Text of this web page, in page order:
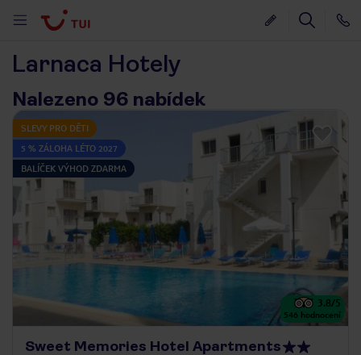
Larnaca Hotely
Nalezeno 96 nabídek
SLEVY PRO DĚTI
5 % ZÁLOHA LÉTO 2027
BALÍČEK VÝHOD ZDARMA
3.8/5
546 hodnocení
Sweet Memories Hotel Apartments